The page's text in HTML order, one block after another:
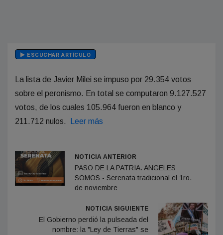
ESCUCHAR ARTÍCULO
La lista de Javier Milei se impuso por 29.354 votos
sobre el peronismo. En total se computaron 9.127.527
votos, de los cuales 105.964 fueron en blanco y
211.712 nulos.
Leer más
NOTICIA ANTERIOR
PASO DE LA PATRIA. ANGELES
SOMOS - Serenata tradicional el 1ro.
de noviembre
NOTICIA SIGUIENTE
El Gobierno perdió la pulseada del
nombre: la "Ley de Tierras" se